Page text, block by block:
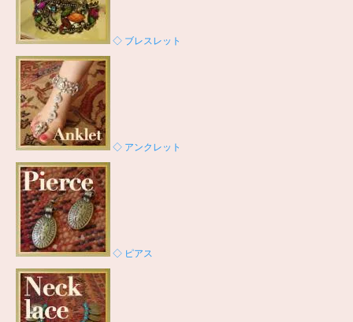
◇ ブレスレット
◇ アンクレット
◇ ピアス